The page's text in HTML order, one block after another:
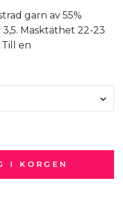
garn av 55%
Masktäthet 22-23
Till en
I KORGEN